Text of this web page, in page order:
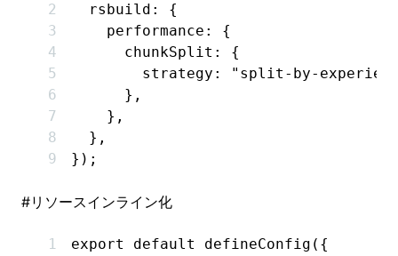
  rsbuild
:
{
    performance
:
{
      chunkSplit
:
{
        strategy
:
"split-by-
      }
,
    }
,
  }
,
});
#リソースインライン化
export default defineConfig ({